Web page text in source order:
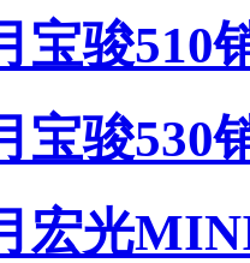
宝骏510
宝骏530
宏光